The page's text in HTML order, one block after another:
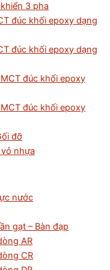
3 pha
đúc khối epoxy dạng
đúc khối epoxy dạng
đúc khối epoxy
đúc khối epoxy
đỡ
nhựa
nước
gạt – Bàn đạp
AR
CR